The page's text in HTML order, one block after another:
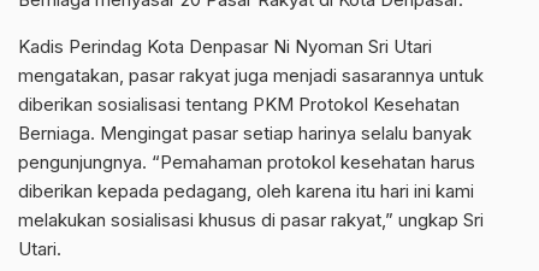
Kadis Perindag Kota Denpasar Ni Nyoman Sri Utari
mengatakan, pasar rakyat juga menjadi sasarannya untuk
diberikan sosialisasi tentang PKM Protokol Kesehatan
Berniaga. Mengingat pasar setiap harinya selalu banyak
pengunjungnya. “Pemahaman protokol kesehatan harus
diberikan kepada pedagang, oleh karena itu hari ini kami
melakukan sosialisasi khusus di pasar rakyat,” ungkap Sri
Utari.